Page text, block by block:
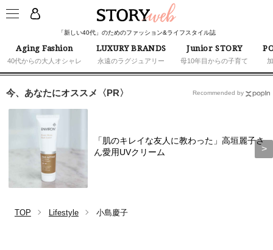
「新しい40代」のためのファッション&ライフスタイル誌
Aging Fashion
40代からの大人オシャレ
LUXURY BRANDS
永遠のラグジュアリー
Junior STORY
母10年目からの子育て
今、あなたにオススメ〈PR〉
「肌のキレイな友人に教わった」高垣麗子さ
ん愛用UVクリーム
Recommended by
TOP Lifestyle 小島慶子